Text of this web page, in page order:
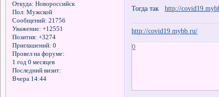
Откуда: Новороссийск
Пол: Мужской
Сообщений: 21756
Уважение: +12551
Позитив: +3274
Приглашений: 0
Провел на форуме:
1 год 0 месяцев
Последний визит:
Вчера 14:44
Тогда такhttp://
http://covid19.mybb.ru/
0